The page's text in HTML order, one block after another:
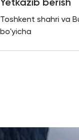
Yetkazib berish
Toshkent shahri va
bo'yicha